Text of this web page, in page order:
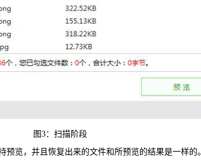
图3：扫描阶段
，并且恢复出来的文件和所预览的结果是一样的